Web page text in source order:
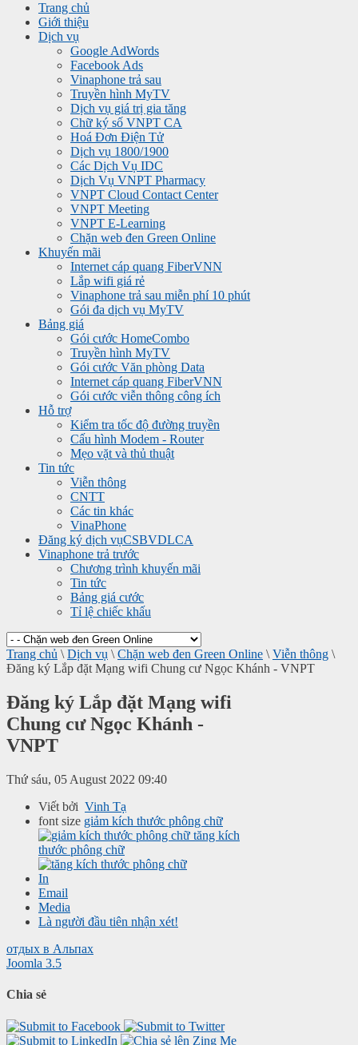
Trang chủ
Giới thiệu
Dịch vụ
Google AdWords
Facebook Ads
Vinaphone trả sau
Truyền hình MyTV
Dịch vụ giá trị gia tăng
Chữ ký số VNPT CA
Hoá Đơn Điện Tử
Dịch vụ 1800/1900
Các Dịch Vụ IDC
Dịch Vụ VNPT Pharmacy
VNPT Cloud Contact Center
VNPT Meeting
VNPT E-Learning
Chặn web đen Green Online
Khuyến mãi
Internet cáp quang FiberVNN
Lắp wifi giá rẻ
Vinaphone trả sau miễn phí 10 phút
Gói đa dịch vụ MyTV
Bảng giá
Gói cước HomeCombo
Truyền hình MyTV
Gói cước Văn phòng Data
Internet cáp quang FiberVNN
Gói cước viễn thông công ích
Hỗ trợ
Kiểm tra tốc độ đường truyền
Cấu hình Modem - Router
Mẹo vặt và thủ thuật
Tin tức
Viễn thông
CNTT
Các tin khác
VinaPhone
Đăng ký dịch vụCSBVDLCA
Vinaphone trả trước
Chương trình khuyến mãi
Tin tức
Bảng giá cước
Tỉ lệ chiếc khấu
Trang chủ \ Dịch vụ \ Chặn web đen Green Online \ Viễn thông \
Đăng ký Lắp đặt Mạng wifi Chung cư Ngọc Khánh - VNPT
Đăng ký Lắp đặt Mạng wifi
Chung cư Ngọc Khánh -
VNPT
Thứ sáu, 05 August 2022 09:40
Viết bởi Vinh Tạ
font size giảm kích thước phông chữ
tăng kích
thước phông chữ
In
Email
Media
Là người đầu tiên nhận xét!
отдых в Альпах
Joomla 3.5
Chia sẻ